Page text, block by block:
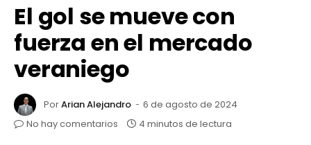
El gol se mueve con
fuerza en el mercado
veraniego
PorArian Alejandro
6 de agosto de 2024
No hay comentarios
4 minutos de lectura